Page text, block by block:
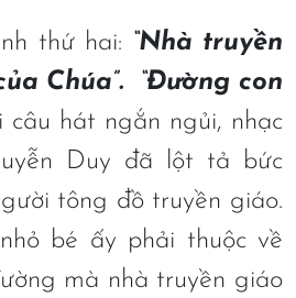
thứ hai: “Nhà truyền
Chúa”.
“Đường con
hát ngắn ngủi, nhạc
Duy đã lột tả bức
tông đồ truyền giáo.
bé ấy phải thuộc về
mà nhà truyền giáo